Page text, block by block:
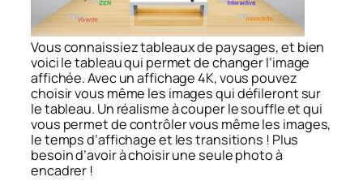
Vous connaissiez tableaux de paysages, et bien
voici le tableau qui permet de changer l’image
affichée. Avec un affichage 4K, vous pouvez
choisir vous même les images qui défileront sur
le tableau. Un réalisme à couper le souffle et qui
vous permet de contrôler vous même les images,
le temps d’affichage et les transitions ! Plus
besoin d’avoir à choisir une seule photo à
encadrer !